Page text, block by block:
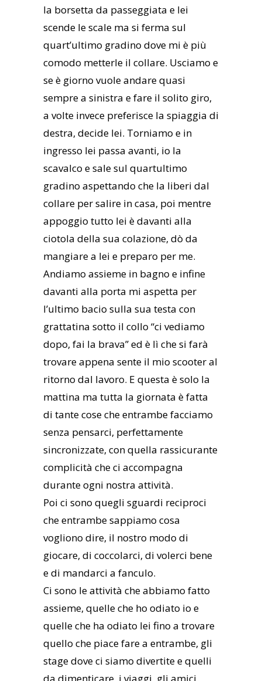
la borsetta da passeggiata e lei
scende le scale ma si ferma sul
quart’ultimo gradino dove mi è più
comodo metterle il collare. Usciamo e
se è giorno vuole andare quasi
sempre a sinistra e fare il solito giro,
a volte invece preferisce la spiaggia di
destra, decide lei. Torniamo e in
ingresso lei passa avanti, io la
scavalco e sale sul quartultimo
gradino aspettando che la liberi dal
collare per salire in casa, poi mentre
appoggio tutto lei è davanti alla
ciotola della sua colazione, dò da
mangiare a lei e preparo per me.
Andiamo assieme in bagno e infine
davanti alla porta mi aspetta per
l’ultimo bacio sulla sua testa con
grattatina sotto il collo “ci vediamo
dopo, fai la brava” ed è lì che si farà
trovare appena sente il mio scooter al
ritorno dal lavoro. E questa è solo la
mattina ma tutta la giornata è fatta
di tante cose che entrambe facciamo
senza pensarci, perfettamente
sincronizzate, con quella rassicurante
complicità che ci accompagna
durante ogni nostra attività.
Poi ci sono quegli sguardi reciproci
che entrambe sappiamo cosa
vogliono dire, il nostro modo di
giocare, di coccolarci, di volerci bene
e di mandarci a fanculo.
Ci sono le attività che abbiamo fatto
assieme, quelle che ho odiato io e
quelle che ha odiato lei fino a trovare
quello che piace fare a entrambe, gli
stage dove ci siamo divertite e quelli